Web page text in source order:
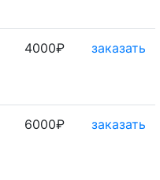
4000₽ заказать
6000₽ заказать